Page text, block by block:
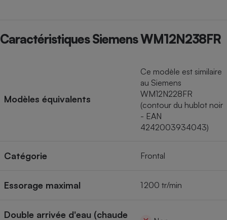
Caractéristiques Siemens WM12N238FR
Modèles équivalents
Ce modèle est similaire
au Siemens
WM12N228FR
(contour du hublot noir
- EAN
4242003934043)
Catégorie Frontal
Essorage maximal 1 200 tr/min
Double arrivée d'eau (chaude